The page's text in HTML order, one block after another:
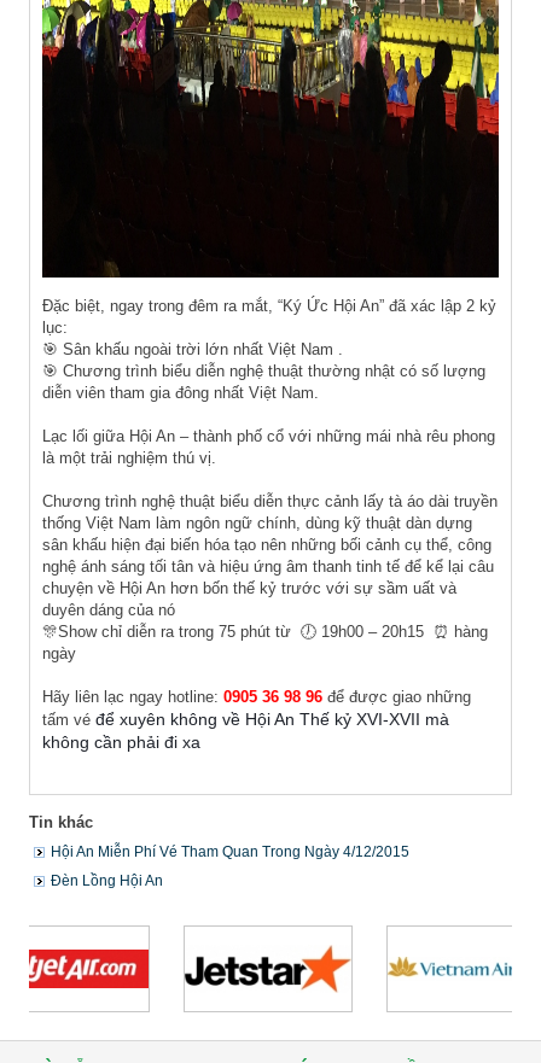
Đặc biệt, ngay trong đêm ra mắt, “Ký Ức Hội An” đã xác lập 2 kỷ
lục:
🎯 Sân khấu ngoài trời lớn nhất Việt Nam .
🎯 Chương trình biểu diễn nghệ thuật thường nhật có số lượng
diễn viên tham gia đông nhất Việt Nam.
Lạc lối giữa Hội An – thành phố cổ với những mái nhà rêu phong
là một trải nghiệm thú vị.
Chương trình nghệ thuật biểu diễn thực cảnh lấy tà áo dài truyền
thống Việt Nam làm ngôn ngữ chính, dùng kỹ thuật dàn dựng
sân khấu hiện đại biến hóa tạo nên những bối cảnh cụ thể, công
nghệ ánh sáng tối tân và hiệu ứng âm thanh tinh tế để kể lại câu
chuyện về Hội An hơn bốn thế kỷ trước với sự sầm uất và
duyên dáng của nó
🎊Show chỉ diễn ra trong 75 phút từ 🕖 19h00 – 20h15 ⏰ hàng
ngày
Hãy liên lạc ngay hotline: 0905 36 98 96 để được giao những
tấm vé để xuyên không về Hội An Thế kỷ XVI-XVII mà
không cần phải đi xa
Tin khác
Hội An Miễn Phí Vé Tham Quan Trong Ngày 4/12/2015
Đèn Lồng Hội An